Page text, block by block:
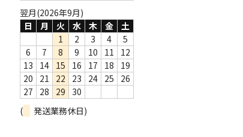
翌月(2026年9月)
日
月 火 水 木 金
土
1
2 3 4
5
6
7 8 9 10 11
12
13
14 15 16 17 18
19
20
21 22 23 24 25
26
27
28 29
30
(
発送業務休日)